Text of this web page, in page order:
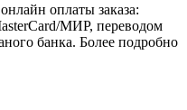
оплаты заказа:
МИР, переводом
банка. Более подробно